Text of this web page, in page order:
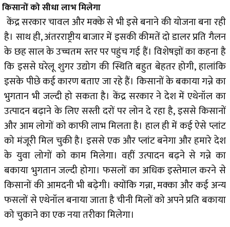
किसानों को सीधा लाभ मिलेगा
केंद्र सरकार चावल और मक्के से भी इसे बनाने की योजना बना रही
है। साथ ही, अंतरराष्ट्रीय बाजार में इसकी कीमतें दो डालर प्रति गैलन
के छह साल के उच्चतम स्तर पर पहुंच गई हैं। विशेषज्ञों का कहना है
कि इससे घरेलू शुगर उद्योग की स्थिति बहुत बेहतर होगी, हालांकि
इसके पीछे कई कारण बताए जा रहे हैं। किसानों के बकाया गन्ने का
भुगतान भी जल्दी हो सकता है। केंद्र सरकार ने देश में एथेनॉल का
उत्पादन बढ़ाने के लिए सस्ती दरों पर लोन दे रहा है, इससे किसानों
और आम लोगों को काफी लाभ मिलता है। हाल ही में कई ऐसे प्लांट
को मंजूरी मिल चुकी है। इससे एक और प्लांट बनेगा और हमारे देश
के युवा लोगों को काम मिलेगा। वहीं उत्पादन बढ़ने से गन्ने का
बकाया भुगतान जल्दी होगा। फसलों का अधिक इस्तेमाल करने से
किसानों की आमदनी भी बढ़ेगी। क्योंकि गन्ना, मक्का और कई अन्य
फसलों से एथेनॉल बनाया जाता है चीनी मिलों को अपने प्रति बकाया
को चुकाने का एक नया तरीका मिलेगा।